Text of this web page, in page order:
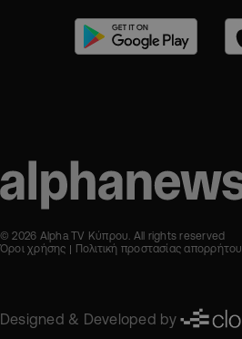
© 2026 Alpha TV Κύπρου. All rights reserved
Όροι χρήσης
Πολιτική προστασίας απορρήτου
Designed & Developed by